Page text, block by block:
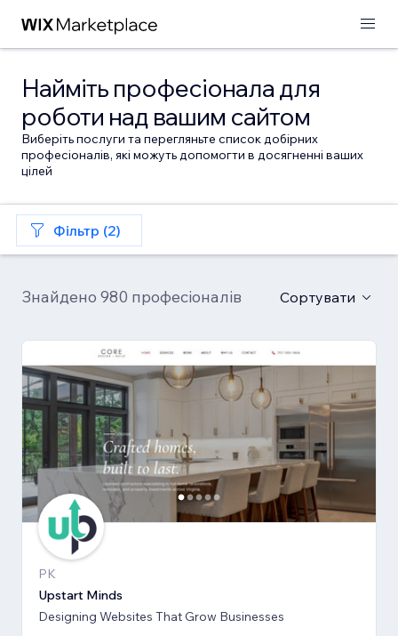
Найміть професіонала для
роботи над вашим сайтом
Виберіть послуги та перегляньте список добірних
професіоналів, які можуть допомогти в досягненні ваших
цілей
Фільтр (2)
Знайдено 980 професіоналів Сортувати
PK
Upstart Minds
Designing Websites That Grow Businesses